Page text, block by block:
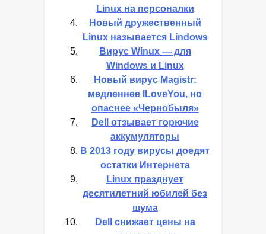
Linux на персоналки
Новый дружественный
Linux называется Lindows
Вирус Winux — для
Windows и Linux
Новый вирус Magistr:
медленнее ILoveYou, но
опаснее «Чернобыля»
Dell отзывает горючие
аккумуляторы
В 2013 году вирусы доедят
остатки Интернета
Linux празднует
десятилетний юбилей без
шума
Dell снижает цены на